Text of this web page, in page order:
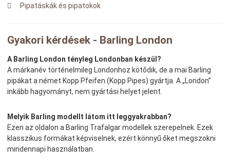
Pipatáskák és pipatokok
Gyakori kérdések - Barling London
A Barling London tényleg Londonban készül?
A márkanév történelmileg Londonhoz kötődik, de a mai Barling
pipákat a német Kopp Pfeifen (Kopp Pipes) gyártja. A „London”
inkább hagyományt, nem gyártási helyet jelent.
Melyik Barling modellt látom itt leggyakrabban?
Ezen az oldalon a Barling Trafalgar modellek szerepelnek. Ezek
klasszikus formákat képviselnek, ezért könnyű őket megszokni
mindennapi használatban.